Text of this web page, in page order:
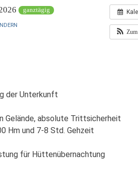
ganztägig
der Unterkunft
Gelände, absolute Trittsicherheit
Hm und 7-8 Std. Gehzeit
für Hüttenübernachtung